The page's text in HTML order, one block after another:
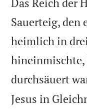
Sauerteig, den
heimlich in
hineinmischte,
durchsäuert
Jesus in